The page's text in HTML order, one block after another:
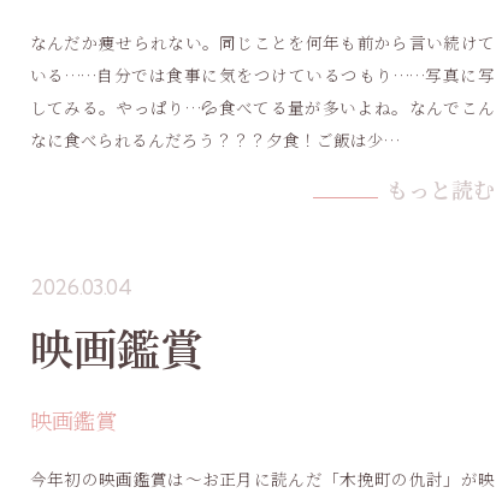
なんだか痩せられない。同じことを何年も前から言い続けて
いる……自分では食事に気をつけているつもり……写真に写
してみる。やっぱり…💦食べてる量が多いよね。なんでこん
なに食べられるんだろう？？？夕食！ご飯は少…
もっと読む
2026.03.04
映画鑑賞
映画鑑賞
今年初の映画鑑賞は〜お正月に読んだ「木挽町の仇討」が映